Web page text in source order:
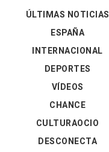
ÚLTIMAS NOTICIAS
ESPAÑA
INTERNACIONAL
DEPORTES
VÍDEOS
CHANCE
CULTURAOCIO
DESCONECTA